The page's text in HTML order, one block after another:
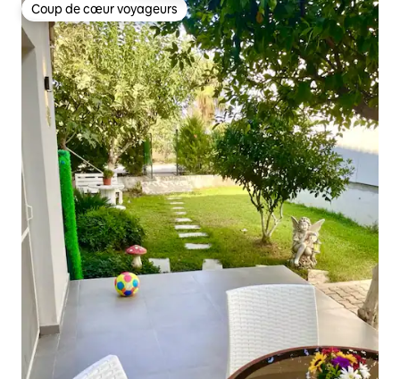
Coup de cœur voyageurs
Coup de cœur voyageurs